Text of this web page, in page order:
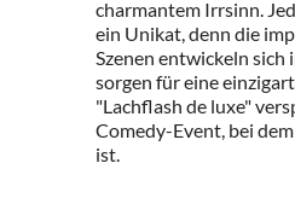
charmantem Irrsinn.
ein Unikat, denn die
Szenen entwickeln sich
sorgen für eine
"Lachflash de luxe"
Comedy-Event, bei
ist.